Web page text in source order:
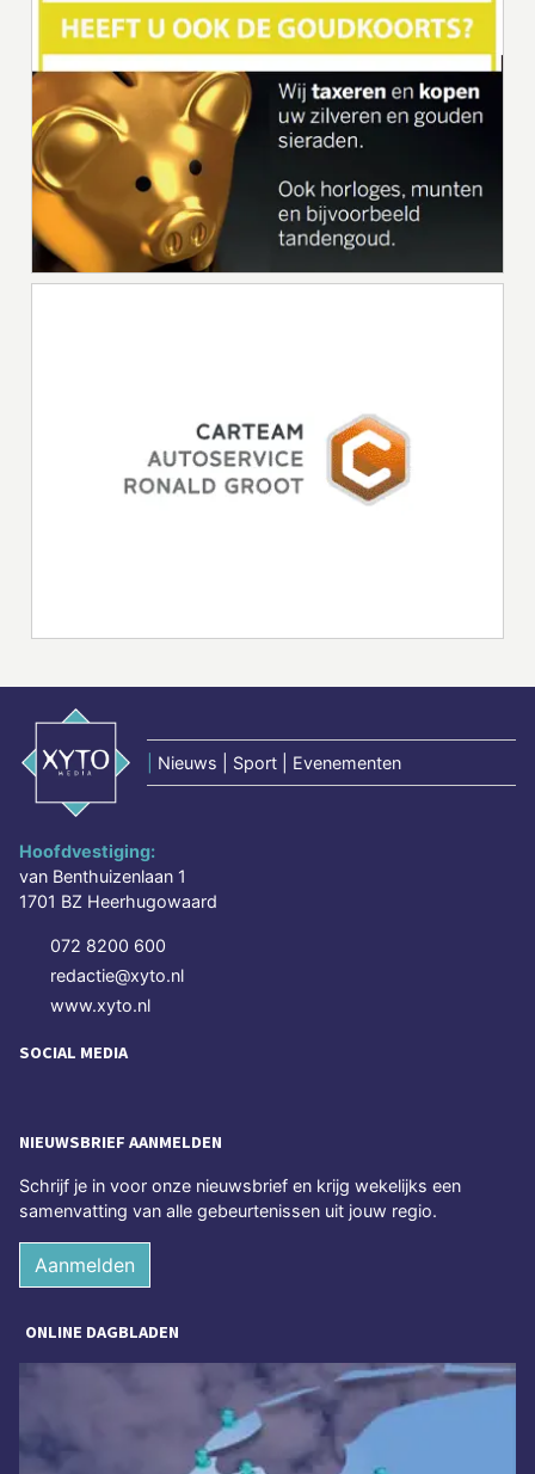
Nieuws | Sport | Evenementen
Hoofdvestiging:
van Benthuizenlaan 1
1701 BZ Heerhugowaard
072 8200 600
redactie@xyto.nl
www.xyto.nl
SOCIAL MEDIA
NIEUWSBRIEF AANMELDEN
Schrijf je in voor onze nieuwsbrief en krijg wekelijks een
samenvatting van alle gebeurtenissen uit jouw regio.
Aanmelden
ONLINE DAGBLADEN